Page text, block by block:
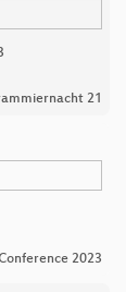
21
2023